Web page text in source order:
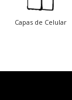
Capas de Celular